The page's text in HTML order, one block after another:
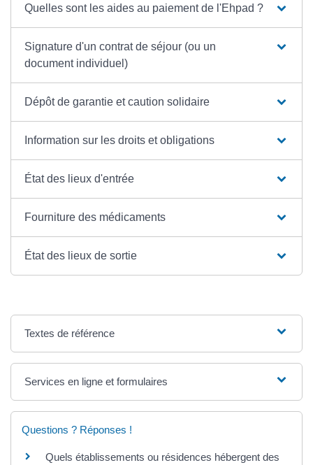
Quelles sont les aides au paiement de l'Ehpad ?
Signature d'un contrat de séjour (ou un
document individuel)
Dépôt de garantie et caution solidaire
Information sur les droits et obligations
État des lieux d'entrée
Fourniture des médicaments
État des lieux de sortie
Textes de référence
Services en ligne et formulaires
Questions ? Réponses !
Quels établissements ou résidences hébergent des